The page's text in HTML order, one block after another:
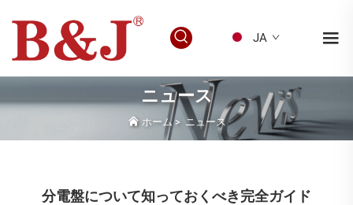
JA
ニュース
ホーム> ニュース
分電盤について知っておくべき完全ガイド